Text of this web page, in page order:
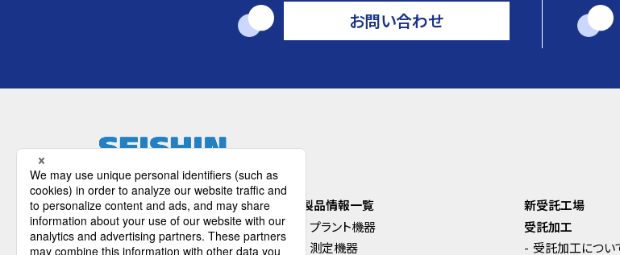
お問い合わせ
HOME
会社案内
会社概要
製品情報一覧
プラント機器
測定機器
新受託工場
受託加工
受託加工につい